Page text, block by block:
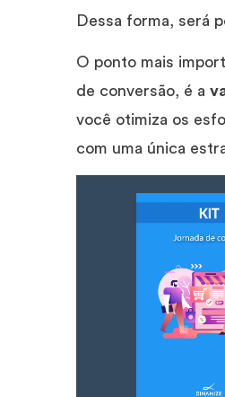
Dessa forma, será
O ponto mais
de conversão, é a
você otimiza os
com uma única